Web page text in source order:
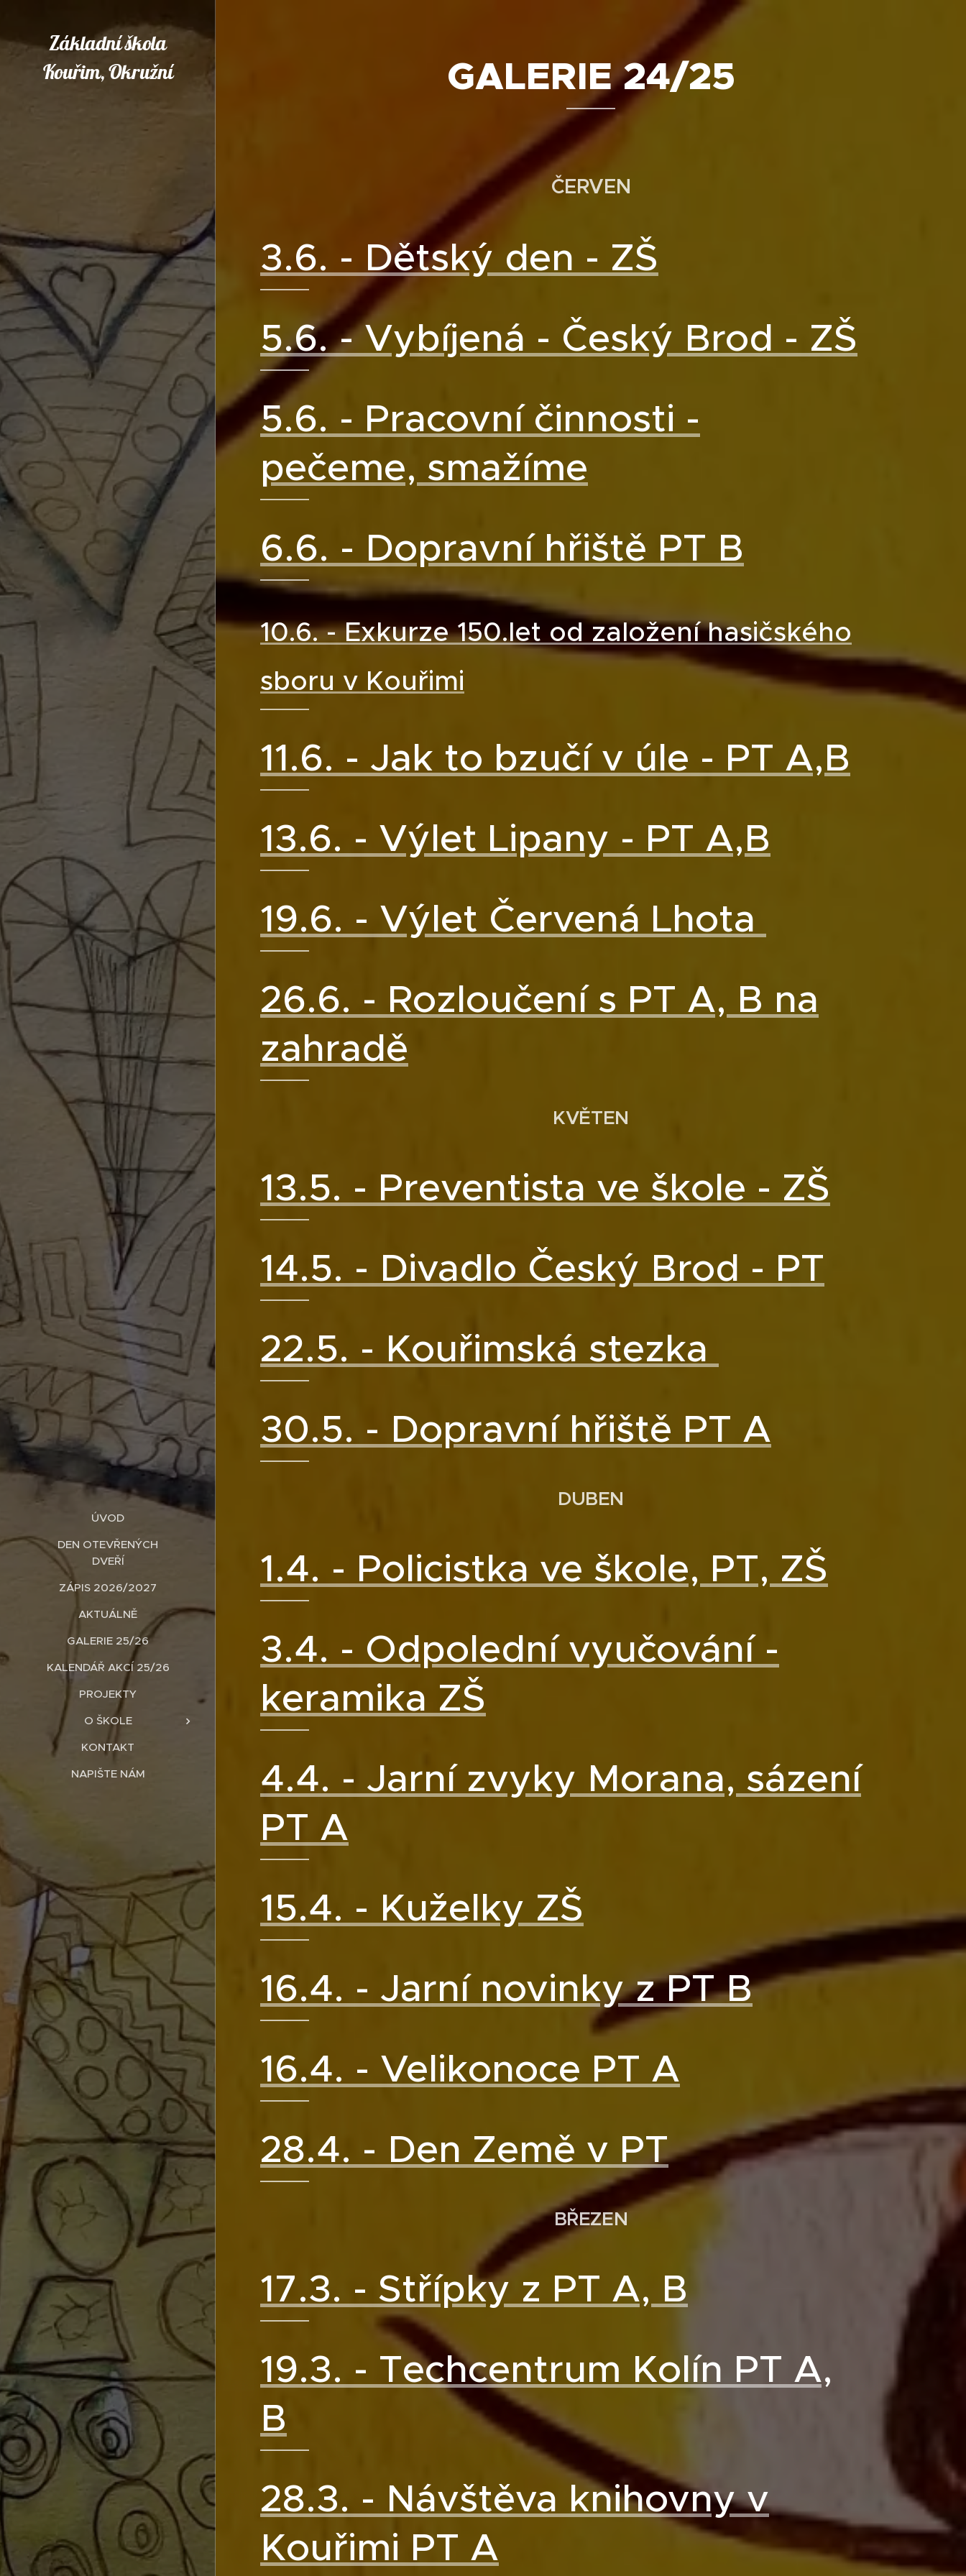
Základní škola
Kouřim, Okružní
ÚVOD
DEN OTEVŘENÝCH
DVEŘÍ
ZÁPIS 2026/2027
AKTUÁLNĚ
GALERIE 25/26
KALENDÁŘ AKCÍ 25/26
PROJEKTY
O ŠKOLE
KONTAKT
NAPIŠTE NÁM
GALERIE 24/25
ČERVEN
3.6. - Dětský den - ZŠ
5.6. - Vybíjená - Český Brod - ZŠ
5.6. - Pracovní činnosti -
pečeme, smažíme
6.6. - Dopravní hřiště PT B
10.6. - Exkurze 150.let od založení hasičského
sboru v Kouřimi
11.6. - Jak to bzučí v úle - PT A,B
13.6. - Výlet Lipany - PT A,B
19.6. - Výlet Červená Lhota
26.6. - Rozloučení s PT A, B na
zahradě
KVĚTEN
13.5. - Preventista ve škole - ZŠ
14.5. - Divadlo Český Brod - PT
22.5. - Kouřimská stezka
30.5. - Dopravní hřiště PT A
DUBEN
1.4. - Policistka ve škole, PT, ZŠ
3.4. - Odpolední vyučování -
keramika ZŠ
4.4. - Jarní zvyky Morana, sázení
PT A
15.4. - Kuželky ZŠ
16.4. - Jarní novinky z PT B
16.4. - Velikonoce PT A
28.4. - Den Země v PT
BŘEZEN
17.3. - Střípky z PT A, B
19.3. - Techcentrum Kolín PT A,
B
28.3. - Návštěva knihovny v
Kouřimi PT A